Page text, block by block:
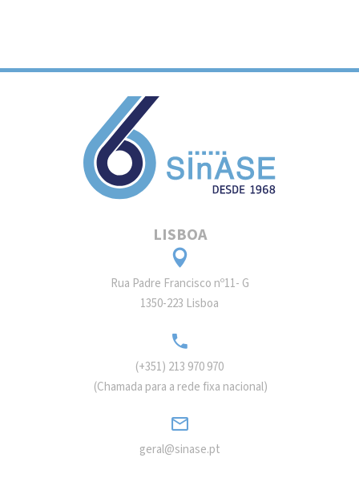
LISBOA
Rua Padre Francisco nº11- G
1350-223 Lisboa
(+351) 213 970 970
(Chamada para a rede fixa nacional)
geral@sinase.pt